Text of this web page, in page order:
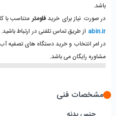
باشد.
در صورت نیاز برای خریدفلومتر متناسب با
abin.ir از طریق تماس تلفنی در ارتباط
در امر انتخاب و خرید دستگاه های تصفیه
مشاوره رایگان می باشد.
مشخصات فنی